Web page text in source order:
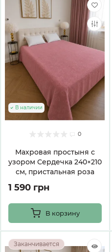
0
Махровая простыня с
узором Сердечка 240×210
см, пристальная роза
В наличии
1 590 грн
В корзину
Заканчивается